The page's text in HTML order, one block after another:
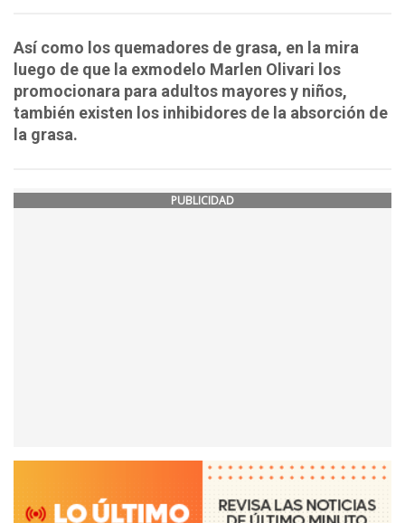
Así como los quemadores de grasa, en la mira
luego de que la exmodelo Marlen Olivari los
promocionara para adultos mayores y niños,
también existen los inhibidores de la absorción de
la grasa.
PUBLICIDAD